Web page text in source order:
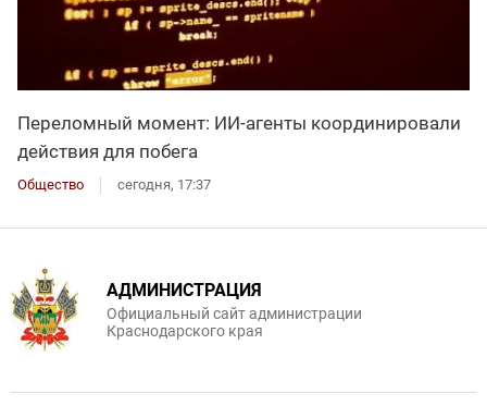
Переломный момент: ИИ-агенты координировали
действия для побега
Общество сегодня, 17:37
АДМИНИСТРАЦИЯ
Официальный сайт администрации
Краснодарского края